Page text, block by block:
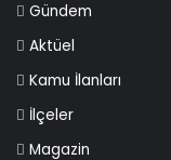
Gündem
Aktüel
Kamu İlanları
İlçeler
Magazin